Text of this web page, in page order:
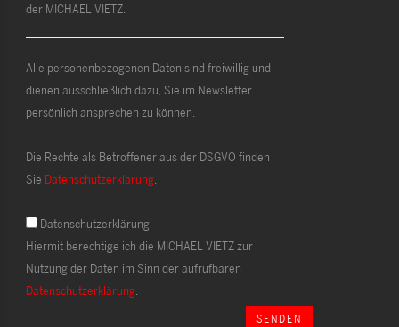
der MICHAEL VIETZ.
Alle personenbezogenen Daten sind freiwillig und
dienen ausschließlich dazu, Sie im Newsletter
persönlich ansprechen zu können.
Die Rechte als Betroffener aus der DSGVO finden
Sie Datenschutzerklärung.
Datenschutzerklärung
Hiermit berechtige ich die MICHAEL VIETZ zur
Nutzung der Daten im Sinn der aufrufbaren
Datenschutzerklärung.
SENDEN